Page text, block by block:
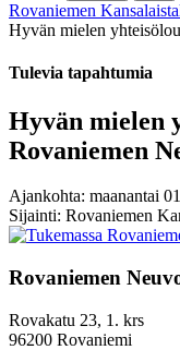
Rovaniemen
Hyvän mielen
Tulevia tapahtumia
Hyvän mielen
Rovaniemen
Ajankohta: maanantai
Sijainti: Rovaniemen
Rovaniemen
Rovakatu 23, 1. krs
96200 Rovaniemi